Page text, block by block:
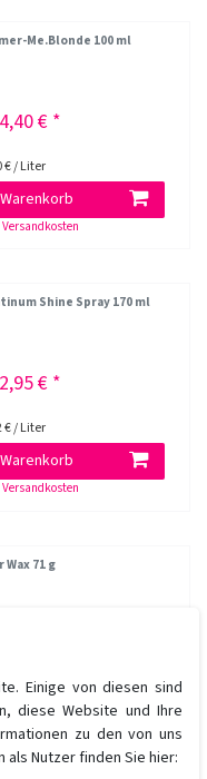
Me.Blonde 100 ml
€ *
€ / Liter
Versandkosten
Shine Spray 170 ml
€ *
€ / Liter
Versandkosten
71 g
/ Kilogramm
Warenkorb
Versandkosten
Einige von diesen sind
diese Website und Ihre
zu den von uns
Nutzer finden Sie hier: